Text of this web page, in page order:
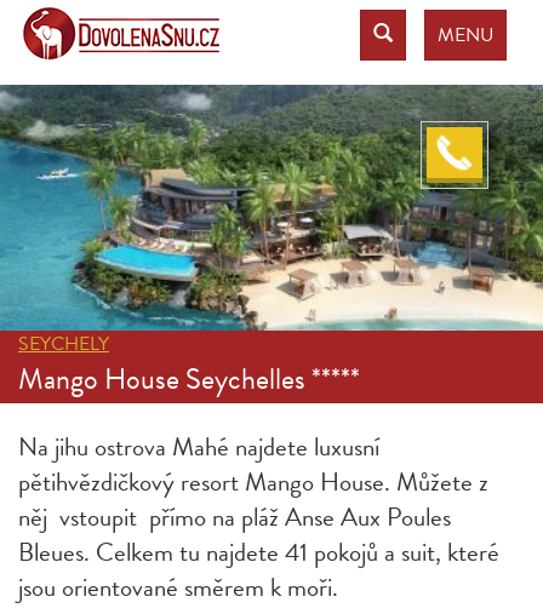
MENU
SEYCHELY
Mango House Seychelles *****
Na jihu ostrova Mahé najdete luxusní
pětihvězdičkový resort Mango House. Můžete z
něj vstoupit přímo na pláž Anse Aux Poules
Bleues. Celkem tu najdete 41 pokojů a suit, které
jsou orientované směrem k moři.